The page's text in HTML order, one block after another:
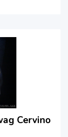
Cervino